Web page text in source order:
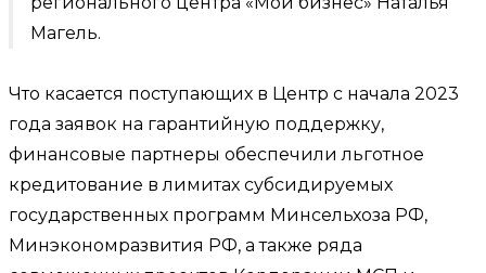
Магель.
Что касается поступающих в Центр с начала 2023
года заявок на гарантийную поддержку,
финансовые партнеры обеспечили льготное
кредитование в лимитах субсидируемых
государственных программ Минсельхоза РФ,
Минэкономразвития РФ, а также ряда